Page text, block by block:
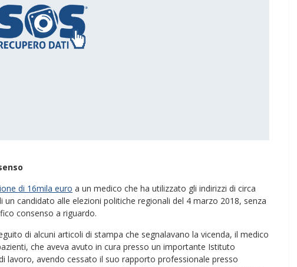
di 16mila euro a un medico che ha utilizzato gli indirizzi di circa
candidato alle elezioni politiche regionali del 4 marzo 2018, senza
consenso a riguardo.
di alcuni articoli di stampa che segnalavano la vicenda, il medico
che aveva avuto in cura presso un importante Istituto
lavoro, avendo cessato il suo rapporto professionale presso